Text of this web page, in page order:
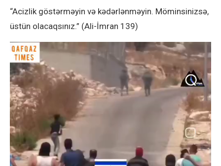
“Acizlik göstərməyin və kədərlənməyin. Möminsinizsə,
üstün olacaqsınız.” (Ali-İmran 139)